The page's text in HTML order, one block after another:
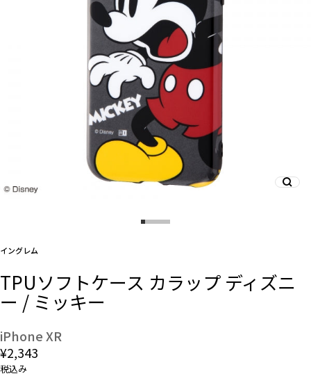
デザインから探す
事業内容
会社概要
イングレム
TPUソフトケース カラップ ディズニ
ー / ミッキー
iPhone XR
¥2,343
税込み